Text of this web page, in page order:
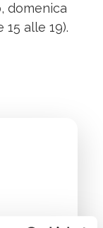
domenica
alle 19).